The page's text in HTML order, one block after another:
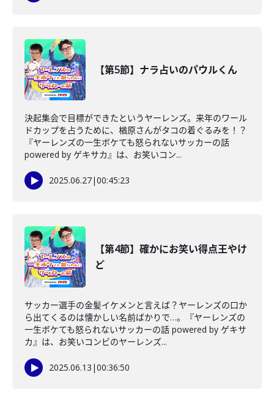
【第5節】ナラ占いのパウルくん
決起集会で目標ができたというヤーレンズ。来年のワール
ドカップを占うために、楢原さんがタコの着ぐるみを！？
『ヤーレンズの一生ボケても怒られないサッカーの話
powered by ゲキサカ』は、お笑いコン...
2025.06.27|00:45:23
【第4節】確かにお笑い得点王やけ
ど
サッカー選手の金髪イケメンと言えば？ヤーレンズの口か
ら出てくるのは懐かしい名前ばかりで…。『ヤーレンズの
一生ボケても怒られないサッカーの話 powered by ゲキサ
カ』は、お笑いコンビのヤーレンズ...
2025.06.13 |00:36:50